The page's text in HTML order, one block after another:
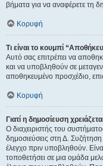
βήματα για να αναφέρετε τη
Κορυφή
Τι είναι το κουμπί
Αυτό σας επιτρέπει να
και να υποβληθούν σε
αποθηκευμένο προσχέδιο,
Κορυφή
Γιατί η δημοσίευση
Ο διαχειριστής του
δημοσιεύσεις στη Δ. Συζήτηση
έλεγχο πριν υποβληθούν.
τοποθετήσει σε μια ομάδα